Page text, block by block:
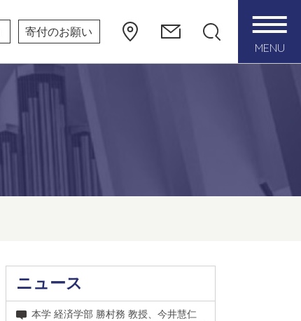
寄付のお願い
MENU
ニュース
本学 経済学部 勝村務 教授、今井慧仁